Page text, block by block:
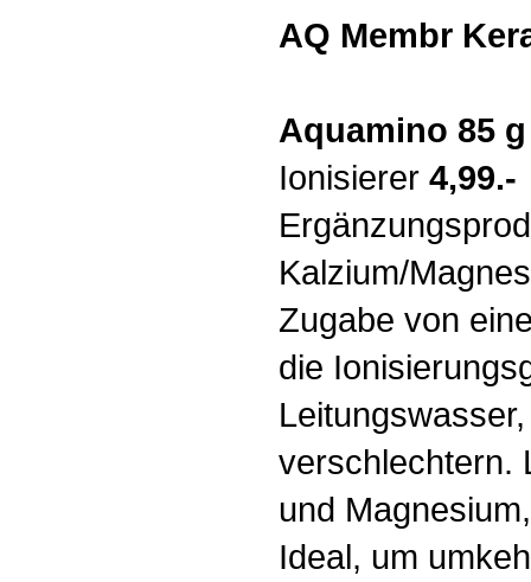
AQ Membr
Aquamino 85
Ionisierer 4,99.-
Kalzium/
Zugabe von
die
verschlechtern.
und
Ideal, um